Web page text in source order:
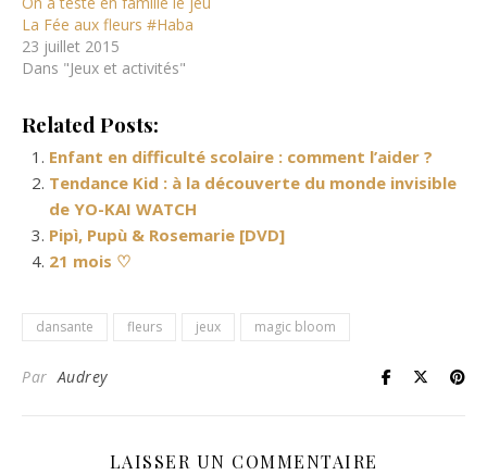
La Fée aux fleurs #Haba
23 juillet 2015
Dans "Jeux et activités"
Related Posts:
Enfant en difficulté scolaire : comment l’aider ?
Tendance Kid : à la découverte du monde invisible
de YO-KAI WATCH
Pipì, Pupù & Rosemarie [DVD]
21 mois ♡
dansante fleurs jeux magic bloom
ParAudrey
LAISSER UN COMMENTAIRE